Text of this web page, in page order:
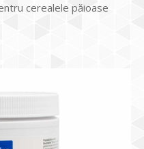
cerealele păioase